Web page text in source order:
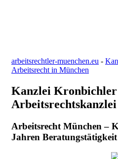
arbeitsrechtler-muenchen.eu -
Arbeitsrecht in München
Kanzlei
Arbeitsrecht München –
Jahren Beratungstätigkeit